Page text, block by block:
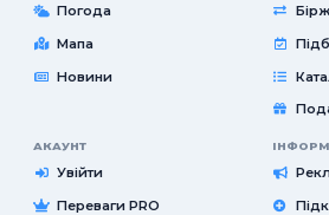
Погода
Мапа
Новини
АКАУНТ
Увійти
Переваги PRO